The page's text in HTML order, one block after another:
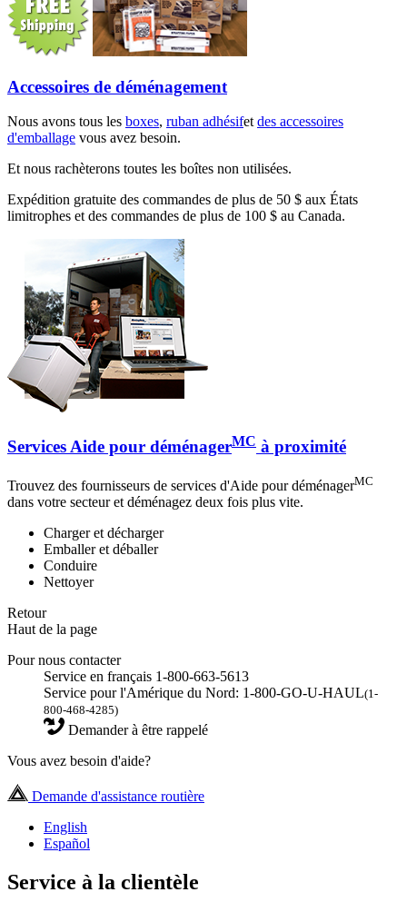
Accessoires de déménagement
Nous avons tous les boxes, ruban adhésifet des accessoires
d'emballage vous avez besoin.
Et nous rachèterons toutes les boîtes non utilisées.
Expédition gratuite des commandes de plus de 50 $ aux États
limitrophes et des commandes de plus de 100 $ au Canada.
Services Aide pour déménagerMC à proximité
Trouvez des fournisseurs de services d'Aide pour déménagerMC
dans votre secteur et déménagez deux fois plus vite.
Charger et décharger
Emballer et déballer
Conduire
Nettoyer
Retour
Haut de la page
Pour nous contacter
Service en français 1-800-663-5613
Service pour l'Amérique du Nord: 1-800-GO-U-HAUL(1-
800-468-4285)
Demander à être rappelé
Vous avez besoin d'aide?
Demande d'assistance routière
English
Español
Service à la clientèle